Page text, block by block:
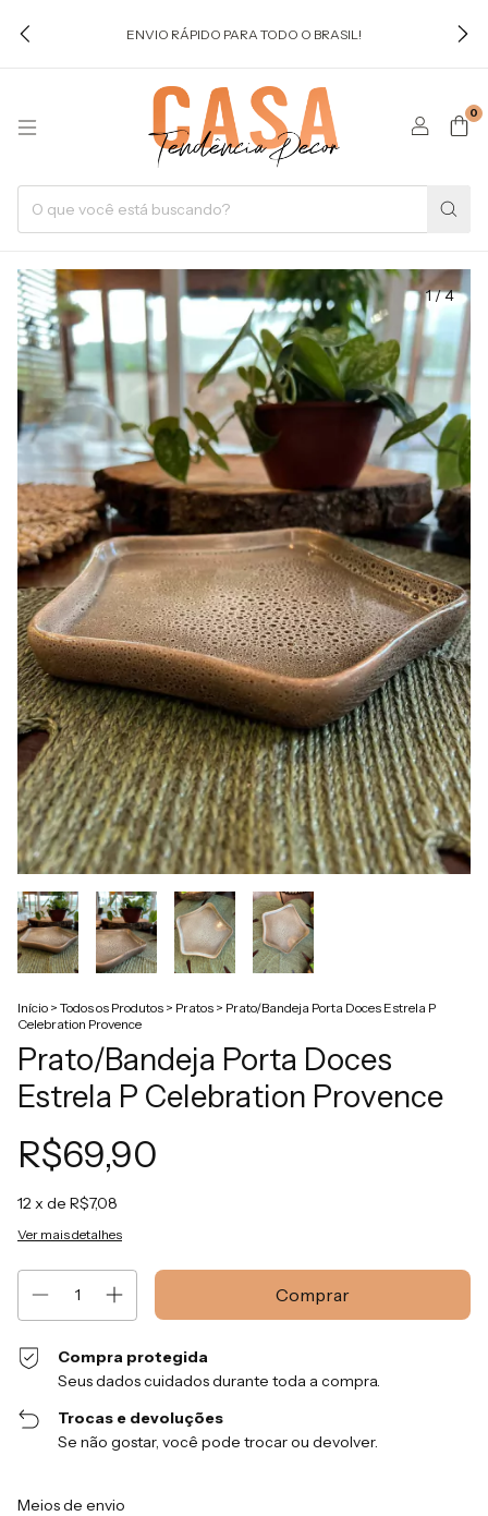
ENVIO RÁPIDO PARA TODO O BRASIL!
0
1/4
Início > Todos os Produtos > Pratos > Prato/Bandeja Porta Doces Estrela P
Celebration Provence
Prato/Bandeja Porta Doces
Estrela P Celebration Provence
R$69,90
12x de R$7,08
Ver mais detalhes
Compra protegida
Seus dados cuidados durante toda a compra.
Trocas e devoluções
Se não gostar, você pode trocar ou devolver.
Entregas para o CEP:
Meios de envio